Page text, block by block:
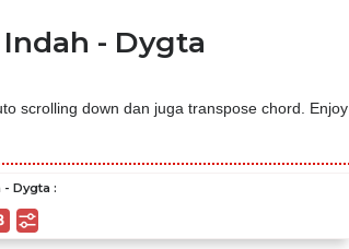
- Dygta
scrolling down dan juga transpose chord. Enjoy
- Dygta :